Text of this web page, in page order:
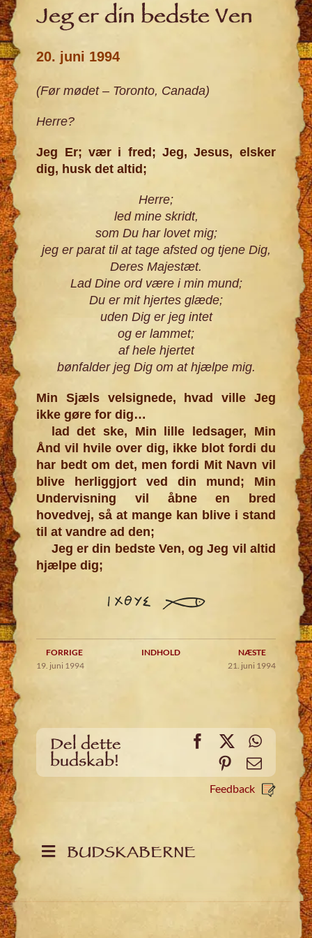
Jeg er din bedste Ven
20. juni 1994
(Før mødet – Toronto, Canada)
Herre?
Jeg Er; vær i fred; Jeg, Jesus, elsker
dig, husk det altid;
Herre;
led mine skridt,
som Du har lovet mig;
jeg er parat til at tage afsted og tjene Dig,
Deres Majestæt.
Lad Dine ord være i min mund;
Du er mit hjertes glæde;
uden Dig er jeg intet
og er lammet;
af hele hjertet
bønfalder jeg Dig om at hjælpe mig.
Min Sjæls velsignede, hvad ville Jeg
ikke gøre for dig️…
lad det ske, Min lille ledsager, Min
Ånd vil hvile over dig, ikke blot fordi du
har bedt om det, men fordi Mit Navn vil
blive herliggjort ved din mund; Min
Undervisning vil åbne en bred
hovedvej, så at mange kan blive i stand
til at vandre ad den;
Jeg er din bedste Ven, og Jeg vil altid
hjælpe dig;
FORRIGE INDHOLD
NÆSTE
19. juni 1994
21. juni 1994
Del dette
budskab!
Facebook
Pinterest
Email
Feedback
BUDSKABERNE